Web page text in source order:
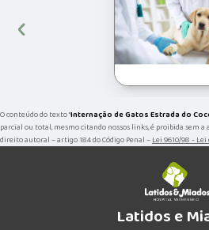
‹
O conteúdo do texto "Internação de Gatos Estrada do
parcial ou total, mesmo citando nossos links, é proibida sem
direito autoral – artigo 184 do Código Penal –Lei 9610/98 -
Latidos e